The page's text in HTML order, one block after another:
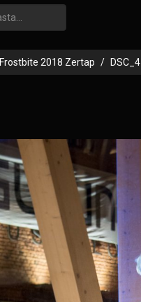
Frostbite 2018 Zertap